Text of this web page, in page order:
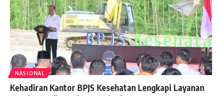
NASIONAL
Kehadiran Kantor BPJS Kesehatan Lengkapi Layanan